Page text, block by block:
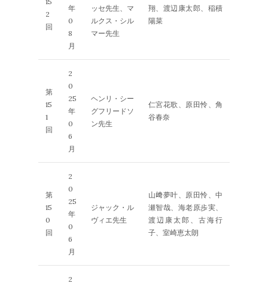
2
回
年
0
8
月
ッセ先生、マ
ルクス・シル
マー先生
翔、渡辺康太郎、稲積
陽菜
第
15
1
回
2
0
25
年
0
6
月
ヘンリ・シー
グフリードソ
ン先生
仁宮花歌、原田怜、角
谷春奈
第
15
0
回
2
0
25
年
0
6
月
ジャック・ル
ヴィエ先生
山﨑夢叶、原田怜、中
瀬智哉、海老原歩実、
渡辺康太郎、古海行
子、室崎恵太朗
2